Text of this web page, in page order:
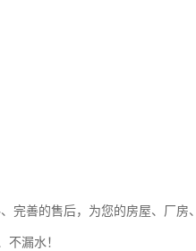
完善的售后，为您的房屋、厂房、
漏水！